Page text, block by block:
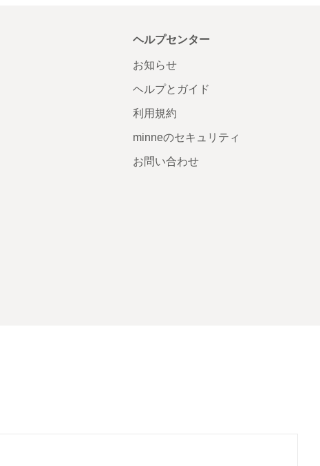
ヘルプセンター
お知らせ
ヘルプとガイド
利用規約
minneのセキュリティ
お問い合わせ